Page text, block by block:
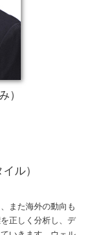
）
ル）
また海外の動向も
正しく分析し、デ